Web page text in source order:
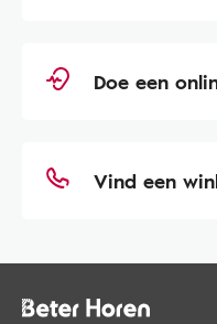
Doe een
Vind een